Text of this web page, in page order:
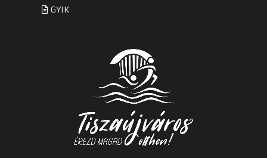
GYIK